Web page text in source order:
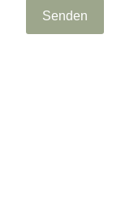
Senden